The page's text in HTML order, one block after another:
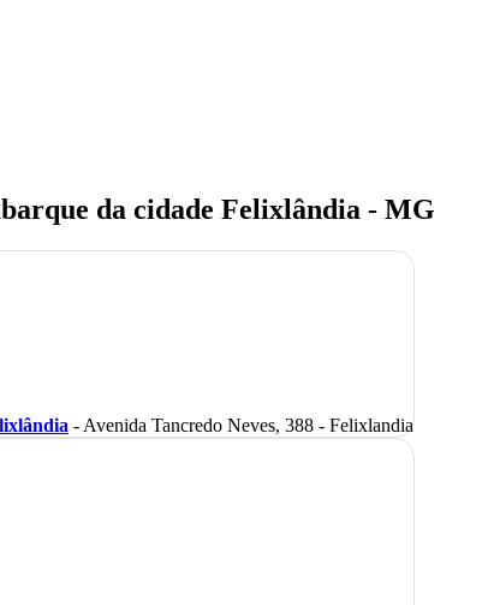
da cidade Felixlândia - MG
- Avenida Tancredo Neves, 388 - Felixlandia